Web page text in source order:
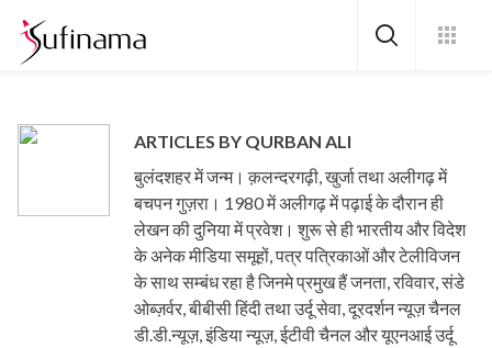
ARTICLES BY QURBAN ALI
बुलंदशहर में जन्म। क़लन्दरगढ़ी, खुर्जा तथा अलीगढ़ में
बचपन गुज़रा। 1980 में अलीगढ़ में पढ़ाई के दौरान ही
लेखन की दुनिया में प्रवेश। शुरू से ही भारतीय और विदेश
के अनेक मीडिया समूहों, पत्र पत्रिकाओं और टेलीविजन
के साथ सम्बंध रहा है जिनमे प्रमुख हैं जनता, रविवार, संडे
ओब्ज़र्वर, बीबीसी हिंदी तथा उर्दू सेवा, दूरदर्शन न्यूज़ चैनल
डी.डी.न्यूज़, इंडिया न्यूज़, ईटीवी चैनल और यूएनआई उर्दू